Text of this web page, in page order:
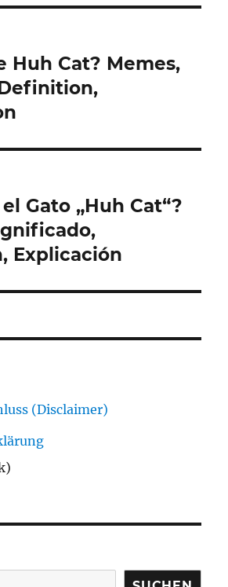
Huh Cat? Memes,
Gato „Huh Cat“?
Explicación
(Disclaimer)